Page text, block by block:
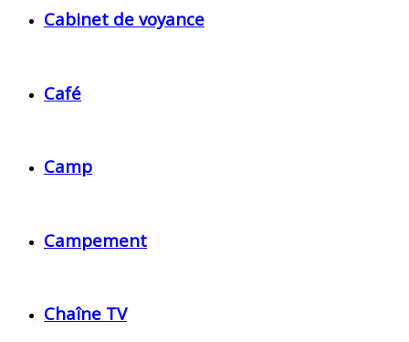
Cabinet de voyance
Café
Camp
Campement
Chaîne TV